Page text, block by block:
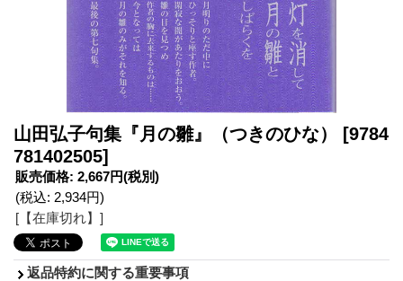
山田弘子句集『月の雛』（つきのひな） [9784
781402505]
販売価格: 2,667円(税別)
(税込: 2,934円)
[【在庫切れ】]
返品特約に関する重要事項